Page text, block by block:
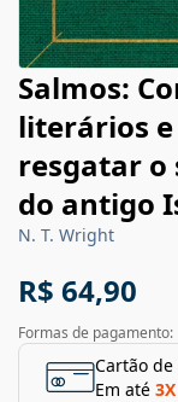
Salmos:
literários
resgatar o
do antigo
N. T. Wright
R$ 64,90
Formas de pagamento:
Cartão
Em até 3